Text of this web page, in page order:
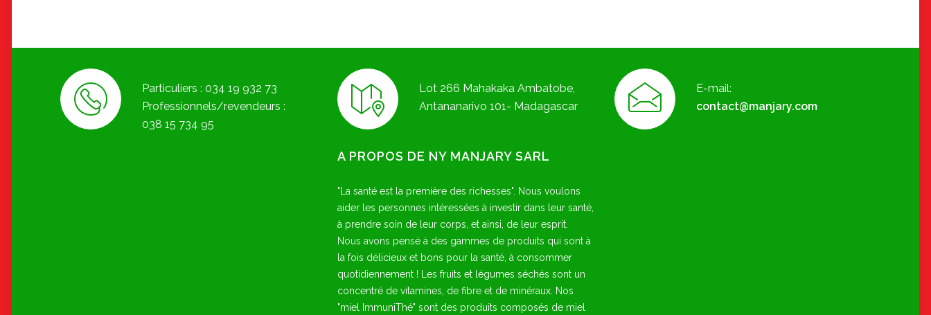
Particuliers : 034 19 932 73
Professionnels/revendeurs :
038 15 734 95
Lot 266 Mahakaka Ambatobe,
Antananarivo 101- Madagascar
E-mail:
contact@manjary.com
A PROPOS DE NY MANJARY SARL
"La santé est la première des richesses". Nous voulons
aider les personnes intéressées à investir dans leur santé,
à prendre soin de leur corps, et ainsi, de leur esprit.
Nous avons pensé à des gammes de produits qui sont à
la fois délicieux et bons pour la santé, à consommer
quotidiennement ! Les fruits et légumes séchés sont un
concentré de vitamines, de fibre et de minéraux. Nos
"miel ImmuniThé" sont des produits composés de miel